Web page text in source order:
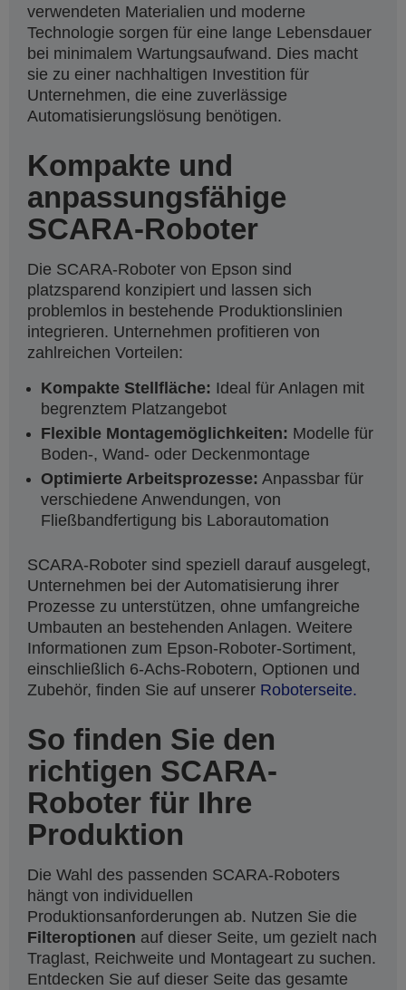
verwendeten Materialien und moderne
Technologie sorgen für eine lange Lebensdauer
bei minimalem Wartungsaufwand. Dies macht
sie zu einer nachhaltigen Investition für
Unternehmen, die eine zuverlässige
Automatisierungslösung benötigen.
Kompakte und
anpassungsfähige
SCARA-Roboter
Die SCARA-Roboter von Epson sind
platzsparend konzipiert und lassen sich
problemlos in bestehende Produktionslinien
integrieren. Unternehmen profitieren von
zahlreichen Vorteilen:
Kompakte Stellfläche: Ideal für Anlagen mit
begrenztem Platzangebot
Flexible Montagemöglichkeiten: Modelle für
Boden-, Wand- oder Deckenmontage
Optimierte Arbeitsprozesse: Anpassbar für
verschiedene Anwendungen, von
Fließbandfertigung bis Laborautomation
SCARA-Roboter sind speziell darauf ausgelegt,
Unternehmen bei der Automatisierung ihrer
Prozesse zu unterstützen, ohne umfangreiche
Umbauten an bestehenden Anlagen. Weitere
Informationen zum Epson-Roboter-Sortiment,
einschließlich 6-Achs-Robotern, Optionen und
Zubehör, finden Sie auf unserer Roboterseite.
So finden Sie den
richtigen SCARA-
Roboter für Ihre
Produktion
Die Wahl des passenden SCARA-Roboters
hängt von individuellen
Produktionsanforderungen ab. Nutzen Sie die
Filteroptionen auf dieser Seite, um gezielt nach
Traglast, Reichweite und Montageart zu suchen.
Entdecken Sie auf dieser Seite das gesamte